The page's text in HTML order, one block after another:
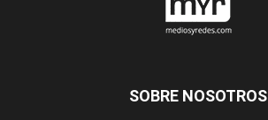
SOBRE NOSOTROS